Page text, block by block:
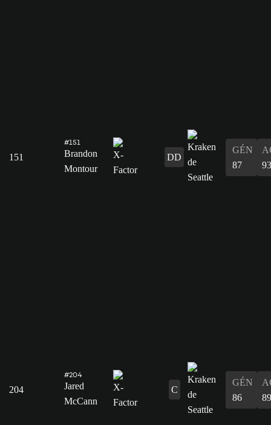
151
#151
Brandon
Montour
DD
GÉN
87
93
204
#204
Jared
McCann
C
GÉN
86
89